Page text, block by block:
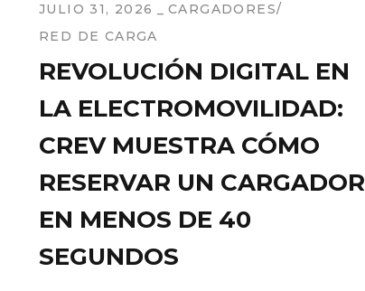
JULIO 31, 2026
CARGADORES
RED DE CARGA
REVOLUCIÓN DIGITAL EN
LA ELECTROMOVILIDAD:
CREV MUESTRA CÓMO
RESERVAR UN CARGADOR
EN MENOS DE 40
SEGUNDOS